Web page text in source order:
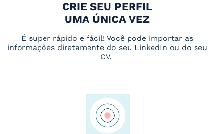
CRIE SEU PERFIL
UMA ÚNICA VEZ
É super rápido e fácil! Você pode importar as
informações diretamente do seu LinkedIn ou do seu
CV.